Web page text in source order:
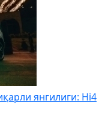
янгилиги: Hi4